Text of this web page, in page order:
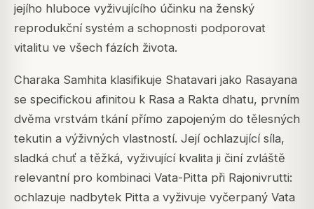
jejího hluboce vyživujícího účinku na ženský
reprodukční systém a schopnosti podporovat
vitalitu ve všech fázích života.
Charaka Samhita klasifikuje Shatavari jako Rasayana
se specifickou afinitou k Rasa a Rakta dhatu, prvním
dvěma vrstvám tkání přímo zapojeným do tělesných
tekutin a výživných vlastností. Její ochlazující síla,
sladká chuť a těžká, vyživující kvalita ji činí zvláště
relevantní pro kombinaci Vata-Pitta při Rajonivrutti:
ochlazuje nadbytek Pitta a vyživuje vyčerpaný Vata